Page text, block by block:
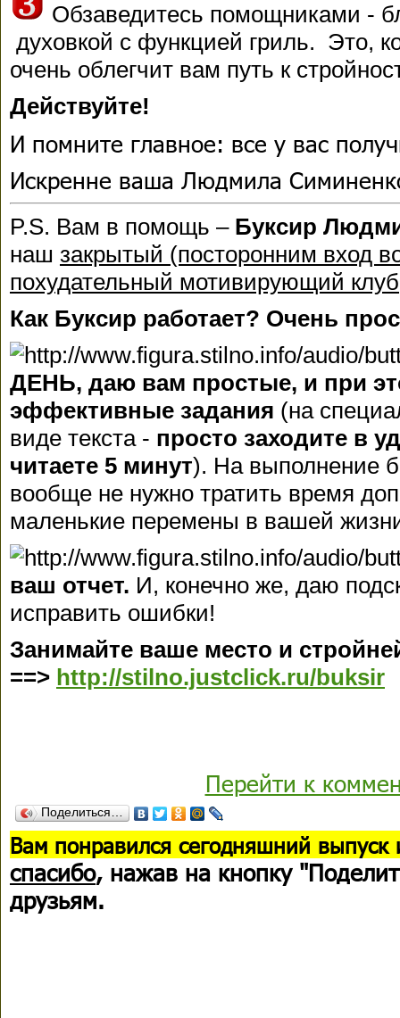
Обзаведитесь помощниками -
духовкой с функцией гриль. Это,
очень облегчит вам путь к
Действуйте!
И помните главное: все у вас
Искренне ваша Людмила
P.S. Вам в помощь – Буксир
наш закрытый (посторонним вход
похудательный мотивирующий клуб
Как Буксир работает? Очень
ДЕНЬ, даю вам простые, и при
эффективные задания (на
виде текста - просто заходите в
читаете 5 минут). На выполнение
вообще не нужно тратить время
маленькие перемены в вашей
ваш отчет. И, конечно же, даю
исправить ошибки!
Занимайте ваше место и
==> http://stilno.justclick.ru/buksir
Перейти к
Поделиться…
Вам понравился сегодняшний выпуск
спасибо, нажав на кнопку
друзьям.